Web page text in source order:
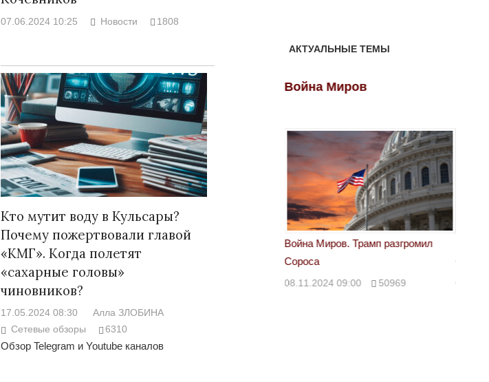
07.06.2024 10:25 Новости 1808
Кто мутит воду в Кульсары?
Почему пожертвовали главой
«КМГ». Когда полетят
«сахарные головы»
чиновников?
17.05.2024 08:30
Алла ЗЛОБИНА
Сетевые обзоры
6310
Обзор Telegram и Youtube каналов
АКТУАЛЬНЫЕ ТЕМЫ
Война Миров
Война Миров. Трамп разгромил
Сороса
Война Миров
Война Миров. Трамп разгромил
Сороса
08.11.2024 09:00 50969